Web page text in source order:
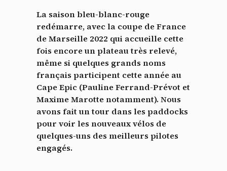
La saison bleu-blanc-rouge
redémarre, avec la coupe de France
de Marseille 2022 qui accueille cette
fois encore un plateau très relevé,
même si quelques grands noms
français participent cette année au
Cape Epic (Pauline Ferrand-Prévot et
Maxime Marotte notamment). Nous
avons fait un tour dans les paddocks
pour voir les nouveaux vélos de
quelques-uns des meilleurs pilotes
engagés.